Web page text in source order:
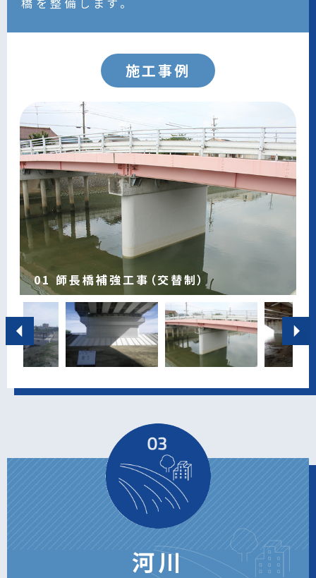
施工事例
01 師長橋補強工事（交替制）
竣工 ：2026年7月
工事場所：名古屋市瑞穂区土市町地内
02 天白大橋（上流側）始め2橋補強工事
竣工 ：2025年3月
工事場所：港区船見町、東海市新宝町
03 水分橋改築工事（下部工）（その3）（交
替制）
竣工 ：2024年6月
工事場所：北区東味鋺一丁目、守山区瀬古二丁目 庄内川
04 東山跨道橋補強工事（その６）及び補修
工事
竣工 ：2024年3月
工事場所：守山区川東山地内 名古屋第二環状自動車道、
国道302号、県道202号
05 市道藤岡田中二反田線 道路改良改良
工事(橋りょう工)
竣工 ：2022年5月
工事場所：豊田市藤岡飯野町地内
06 都市計画道路豊栄河合線 橋りょう新設
工事
竣工 ：2021年3月
工事場所：豊田市渡刈町地内
07 伊保橋 橋りょう耐震補強
竣工 ：2020年3月
工事場所：豊田市伊保町地内
08 市道和会大林線 橋りょう改築工事
竣工 ：2020年2月
工事場所：豊田市和会町地内
09 平成記念橋 橋りょう耐震補強工事
竣工 ：2020年3月
工事場所：豊田市川田町地内
10 豊田土橋土地区画整理事業 逢妻男川
橋梁改築工事その2
竣工 ：2018年7月
工事場所：豊田市土橋町地内
11 平成記念橋ほか 橋りょう耐震補強・補
修工事
竣工 ：2016年7月
工事場所：豊田市荒井町地内
河川